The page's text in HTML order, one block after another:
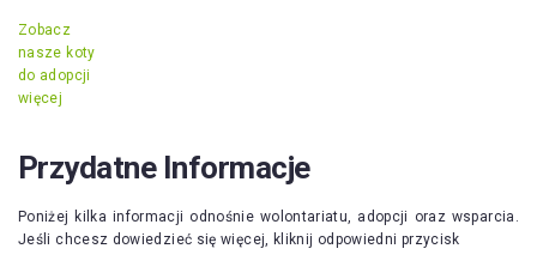
Zobacz
nasze koty
do adopcji
więcej
Przydatne Informacje
Poniżej kilka informacji odnośnie wolontariatu, adopcji oraz wsparcia.
Jeśli chcesz dowiedzieć się więcej, kliknij odpowiedni przycisk